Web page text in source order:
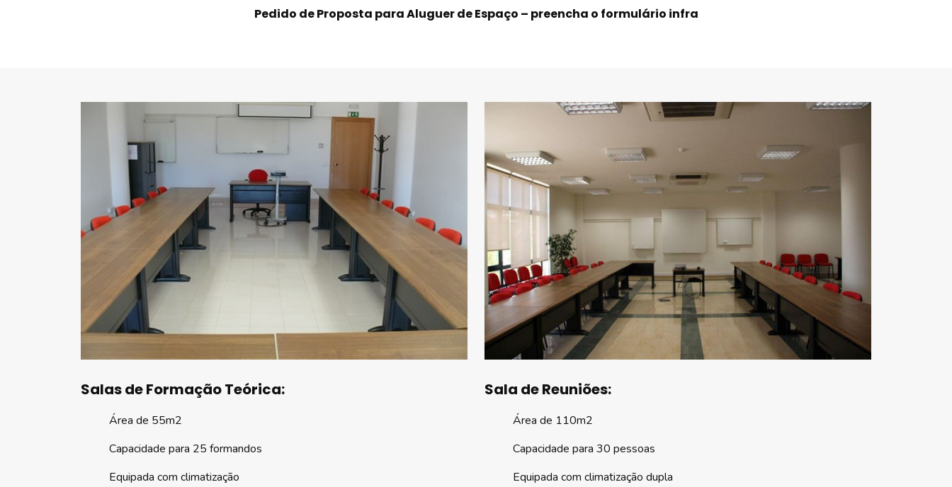
Pedido de Proposta para Aluguer de Espaço – preencha o formulário infra
Salas de Formação Teórica:
Área de 55m2
Capacidade para 25 formandos
Equipada com climatização
Sala de Reuniões:
Área de 110m2
Capacidade para 30 pessoas
Equipada com climatização dupla